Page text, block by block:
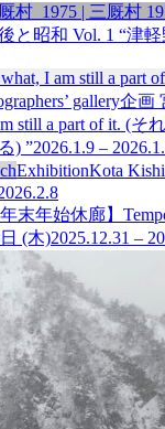
と昭和 Vol. 1 “津軽
gallery企画
still a part of it. (そ
) ”2026.1.9 –
ExhibitionKota
年末年始休廊】
(木)2025.12.31 –